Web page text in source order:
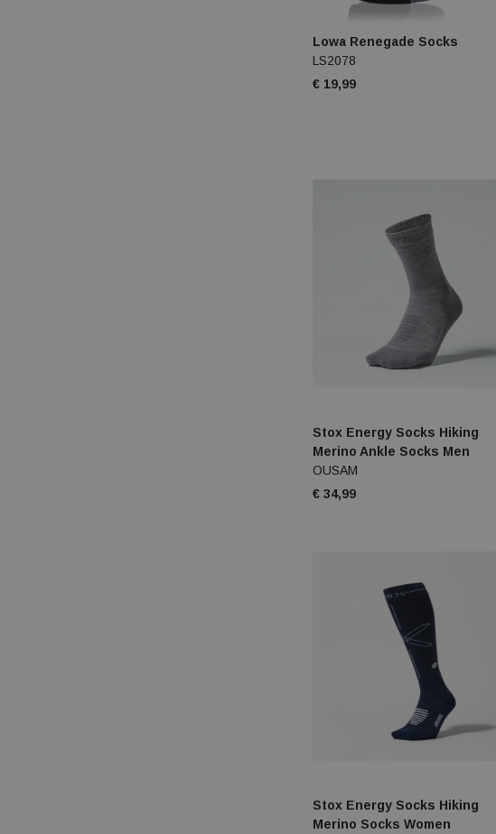
Lowa Renegade Socks
LS2078
€ 19,99
Stox Energy Socks Hiking
Merino Ankle Socks Men
OUSAM
€ 34,99
Stox Energy Socks Hiking
Merino Socks Women